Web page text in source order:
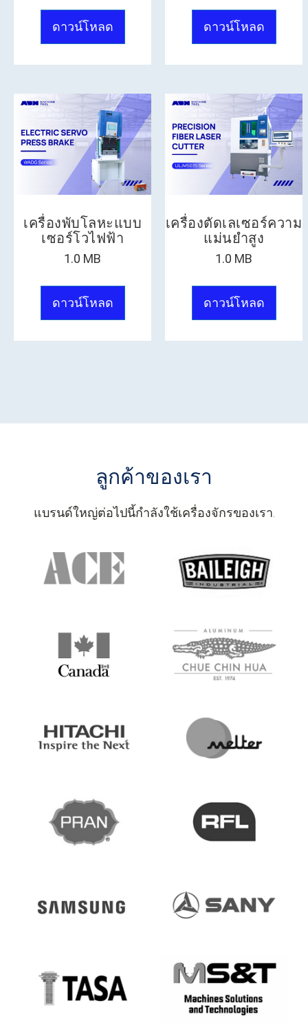
ดาวน์โหลด ดาวน์โหลด
เครื่องพับโลหะแบบ
เซอร์โวไฟฟ้า
1.0 MB
ดาวน์โหลด
เครื่องตัดเลเซอร์ความ
แม่นยำสูง
1.0 MB
ดาวน์โหลด
ลูกค้าของเรา
แบรนด์ใหญ่ต่อไปนี้กำลังใช้เครื่องจักรของเรา.